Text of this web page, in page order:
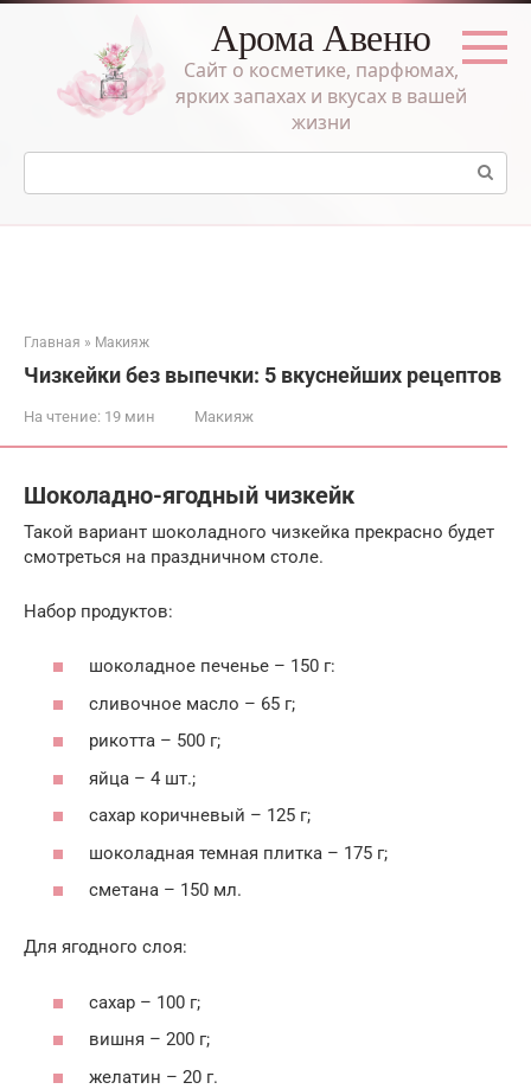
Перейти
Арома Авеню
Сайт о косметике, парфюмах,
ярких запахах и вкусах в вашей
жизни
Поиск:
Главная » Макияж
Чизкейки без выпечки: 5 вкуснейших рецептов
На чтение: 19 мин Макияж
Шоколадно-ягодный чизкейк
Такой вариант шоколадного чизкейка прекрасно будет
смотреться на праздничном столе.
Набор продуктов:
шоколадное печенье – 150 г:
сливочное масло – 65 г;
рикотта – 500 г;
яйца – 4 шт.;
сахар коричневый – 125 г;
шоколадная темная плитка – 175 г;
сметана – 150 мл.
Для ягодного слоя:
сахар – 100 г;
вишня – 200 г;
желатин – 20 г.